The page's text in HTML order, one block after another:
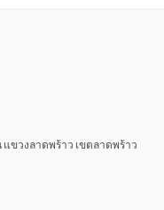
ขวงลาดพร้าว เขตลาดพร้าว